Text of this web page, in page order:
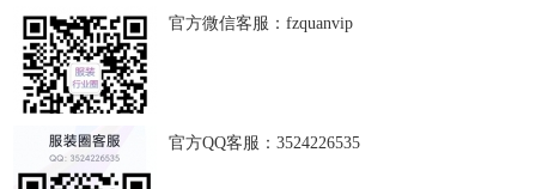
官方微信客服：fzquanvip
官方QQ客服：3524226535